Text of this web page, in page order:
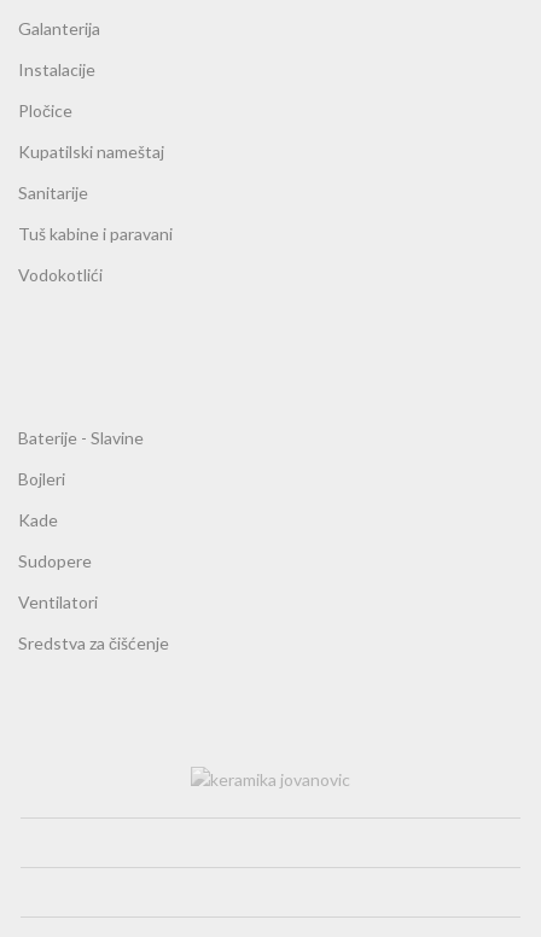
Galanterija
Instalacije
Pločice
Kupatilski nameštaj
Sanitarije
Tuš kabine i paravani
Vodokotlići
Baterije - Slavine
Bojleri
Kade
Sudopere
Ventilatori
Sredstva za čišćenje